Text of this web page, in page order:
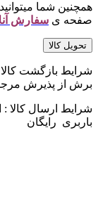
همچنین شما
صفحه ی سفارش
تحویل کالا
برش از پذیرش
شرایط ارسال کالا
باربری رایگان